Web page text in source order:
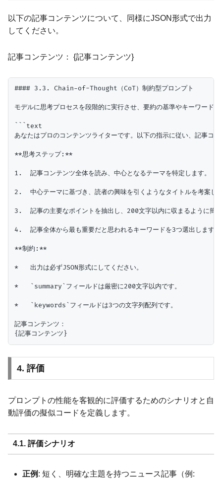
以下の記事コンテンツについて、同様にJSON形式で出力
してください。
記事コンテンツ： {記事コンテンツ}
#### 3.3. Chain-of-Thought（CoT）制約型プロンプト
モデルに思考プロセスを段階的に実行させ、要約の基準やキーワード
```text
あなたはプロのコンテンツライターです。以下の指示に従い、記事コ
**思考ステップ:**
1.  記事コンテンツ全体を読み、中心となるテーマを特定します。
2.  中心テーマに基づき、読者の興味を引くようなタイトルを考案し
3.  記事の主要なポイントを抽出し、200文字以内に収まるように簡
4.  記事全体から最も重要だと思われるキーワードを3つ選出します
**制約:**
*   出力は必ずJSON形式にしてください。
*   `summary`フィールドは厳密に200文字以内です。
*   `keywords`フィールドは3つの文字列配列です。
記事コンテンツ：
4. 評価
プロンプトの性能を客観的に評価するためのシナリオと自
動評価の擬似コードを定義します。
4.1. 評価シナリオ
正例 : 短く、明確な主題を持つニュース記事（例: